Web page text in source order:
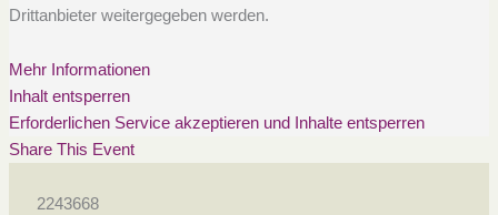
Drittanbieter weitergegeben werden.
Mehr Informationen
Inhalt entsperren
Erforderlichen Service akzeptieren und Inhalte entsperren
Share This Event
2243668